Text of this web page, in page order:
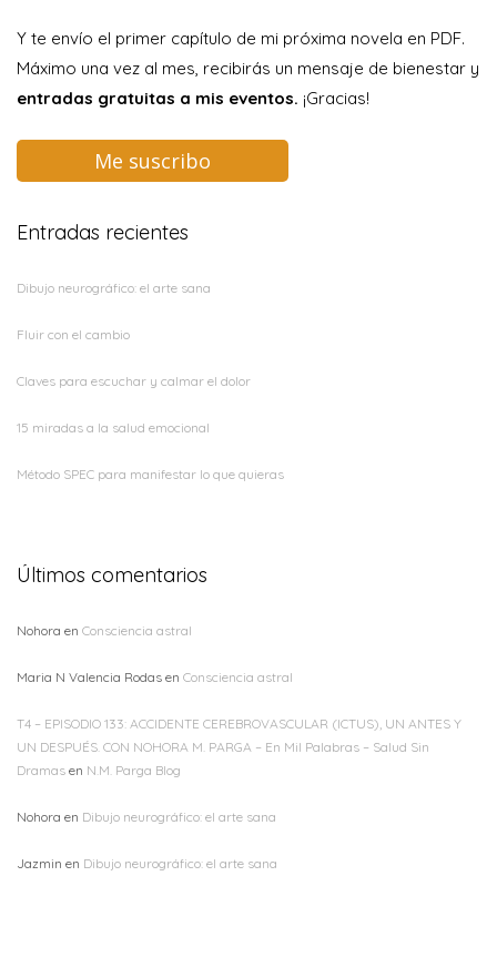
Y te envío el primer capítulo de mi próxima novela en PDF.
Máximo una vez al mes, recibirás un mensaje de bienestar y
entradas gratuitas a mis eventos. ¡Gracias!
Me suscribo
Entradas recientes
Dibujo neurográfico: el arte sana
Fluir con el cambio
Claves para escuchar y calmar el dolor
15 miradas a la salud emocional
Método SPEC para manifestar lo que quieras
Últimos comentarios
Nohora en Consciencia astral
Maria N Valencia Rodas en Consciencia astral
T4 – EPISODIO 133: ACCIDENTE CEREBROVASCULAR (ICTUS), UN ANTES Y
UN DESPUÉS. CON NOHORA M. PARGA – En Mil Palabras – Salud Sin
Dramas en N.M. Parga Blog
Nohora en Dibujo neurográfico: el arte sana
Jazmin en Dibujo neurográfico: el arte sana